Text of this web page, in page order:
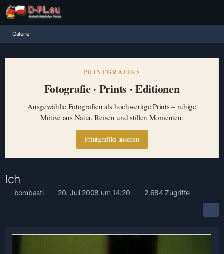
Galerie
PRINTGRAFIKS
Fotografie · Prints · Editionen
Ausgewählte Fotografien als hochwertige Prints – ruhige
Motive aus Natur, Reisen und stillen Momenten.
Printgrafiks ansehen
Ich
bombasti 20. Juli 2008 um 14:20 2.684 Zugriffe